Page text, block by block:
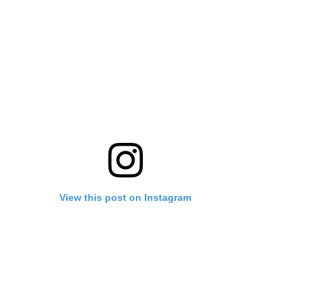
View this post on Instagram